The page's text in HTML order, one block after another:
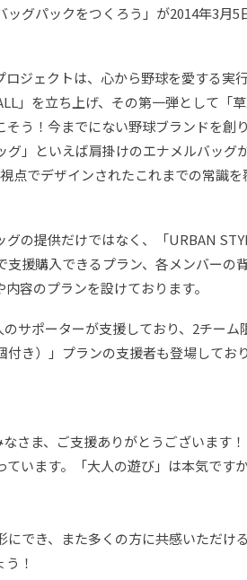
グパックをつくろう」が2014年3月
ジェクトは、心から野球を愛する実
」を立ち上げ、その第一弾として「
う！今までにない野球ブランドを創
」といえば肩掛けのエナメルバッグ
点でデザインされたこれまでの常識
の提供だけではなく、「URBAN
援購入できるプラン、各メンバーの
容のプランを設けております。
サポーターが支援しており、2チー
き）」プランの支援者も登場しており
さま、ご支援ありがとうございます
います。「大人の遊び」は本気です
にでき、また多くの方に共感いただ
！